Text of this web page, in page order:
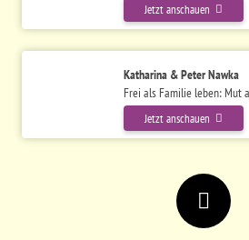
Jetzt anschauen
Katharina & Peter Nawka
Frei als Familie leben: Mut
Jetzt anschauen